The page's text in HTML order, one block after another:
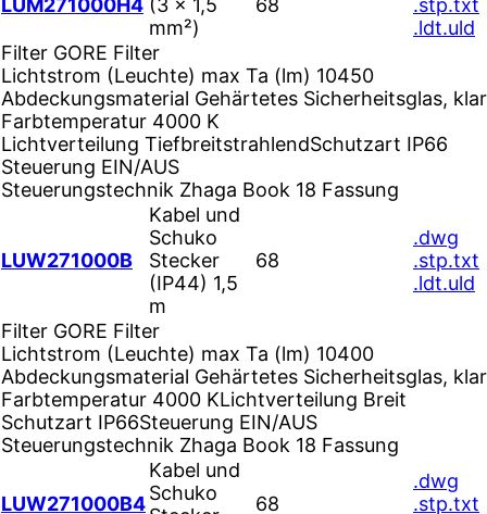
mm²)
.ldt.uld
Filter GORE Filter
Lichtstrom (Leuchte) max Ta (lm) 10450
Abdeckungsmaterial Gehärtetes Sicherheitsglas, klar
Farbtemperatur 4000 K
Lichtverteilung TiefbreitstrahlendSchutzart IP66
Steuerung EIN/AUS
Steuerungstechnik Zhaga Book 18 Fassung
LUW271000B
Kabel und
Schuko
Stecker
(IP44) 1,5
m
68
.dwg
.stp.txt
.ldt.uld
Filter GORE Filter
Lichtstrom (Leuchte) max Ta (lm) 10400
Abdeckungsmaterial Gehärtetes Sicherheitsglas, klar
Farbtemperatur 4000 KLichtverteilung Breit
Schutzart IP66Steuerung EIN/AUS
Steuerungstechnik Zhaga Book 18 Fassung
LUW271000B4
Kabel und
Schuko
68
.dwg
.stp.txt